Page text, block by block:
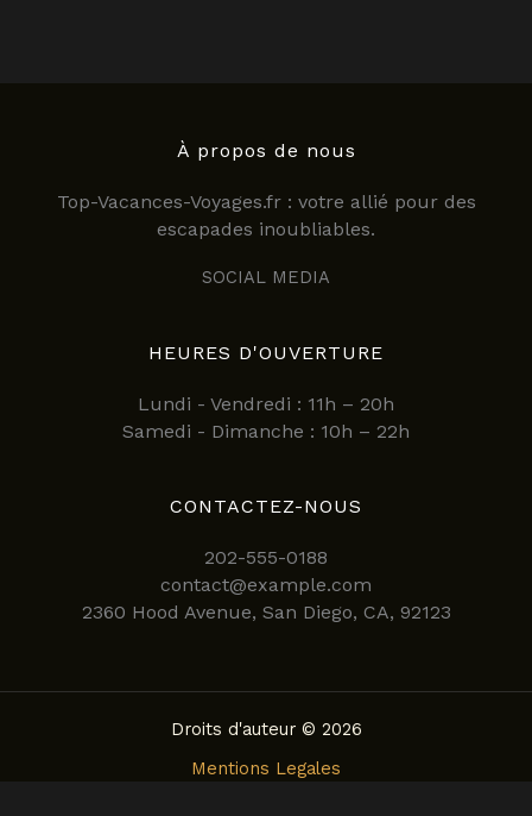
À propos de nous
Top-Vacances-Voyages.fr : votre allié pour des
escapades inoubliables.
SOCIAL MEDIA
HEURES D'OUVERTURE
Lundi - Vendredi : 11h – 20h
Samedi - Dimanche : 10h – 22h
CONTACTEZ-NOUS
202-555-0188
contact@example.com
2360 Hood Avenue, San Diego, CA, 92123
Droits d'auteur © 2026
Mentions Legales